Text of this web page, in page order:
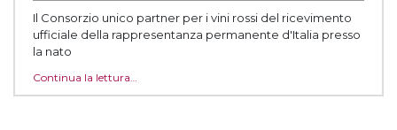
Il Consorzio unico partner per i vini rossi del ricevimento
ufficiale della rappresentanza permanente d'Italia presso
la nato‌
Continua la lettura…